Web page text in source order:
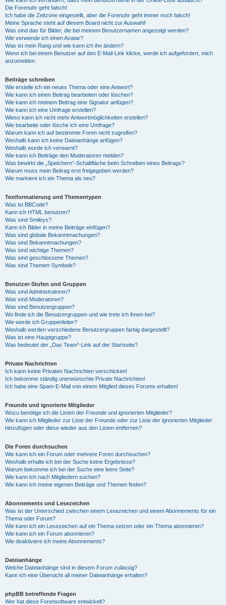
Die Forenuhr geht falsch!
Ich habe die Zeitzone eingestellt, aber die Forenuhr geht immer noch falsch!
Meine Sprache steht auf diesem Board nicht zur Auswahl!
Was sind das für Bilder, die bei meinem Benutzernamen angezeigt werden?
Wie verwende ich einen Avatar?
Was ist mein Rang und wie kann ich ihn ändern?
Wenn ich bei einem Benutzer auf den E-Mail-Link klicke, werde ich aufgefordert, mich
anzumelden.
Beiträge schreiben
Wie erstelle ich ein neues Thema oder eine Antwort?
Wie kann ich einen Beitrag bearbeiten oder löschen?
Wie kann ich meinem Beitrag eine Signatur anfügen?
Wie kann ich eine Umfrage erstellen?
Wieso kann ich nicht mehr Antwortmöglichkeiten erstellen?
Wie bearbeite oder lösche ich eine Umfrage?
Warum kann ich auf bestimmte Foren nicht zugreifen?
Weshalb kann ich keine Dateianhänge anfügen?
Weshalb wurde ich verwarnt?
Wie kann ich Beiträge den Moderatoren melden?
Was bewirkt die „Speichern“-Schaltfläche beim Schreiben eines Beitrags?
Warum muss mein Beitrag erst freigegeben werden?
Wie markiere ich ein Thema als neu?
Textformatierung und Thementypen
Was ist BBCode?
Kann ich HTML benutzen?
Was sind Smileys?
Kann ich Bilder in meine Beiträge einfügen?
Was sind globale Bekanntmachungen?
Was sind Bekanntmachungen?
Was sind wichtige Themen?
Was sind geschlossene Themen?
Was sind Themen-Symbole?
Benutzer-Stufen und Gruppen
Was sind Administratoren?
Was sind Moderatoren?
Was sind Benutzergruppen?
Wo finde ich die Benutzergruppen und wie trete ich ihnen bei?
Wie werde ich Gruppenleiter?
Weshalb werden verschiedene Benutzergruppen farbig dargestellt?
Was ist eine Hauptgruppe?
Was bedeutet der „Das Team“-Link auf der Startseite?
Private Nachrichten
Ich kann keine Privaten Nachrichten verschicken!
Ich bekomme ständig unerwünschte Private Nachrichten!
Ich habe eine Spam-E-Mail von einem Mitglied dieses Forums erhalten!
Freunde und ignorierte Mitglieder
Wozu benötige ich die Listen der Freunde und ignorierten Mitglieder?
Wie kann ich Mitglieder zur Liste der Freunde oder zur Liste der ignorierten Mitglieder
hinzufügen oder diese wieder aus den Listen entfernen?
Die Foren durchsuchen
Wie kann ich ein Forum oder mehrere Foren durchsuchen?
Weshalb erhalte ich bei der Suche keine Ergebnisse?
Warum bekomme ich bei der Suche eine leere Seite?
Wie kann ich nach Mitgliedern suchen?
Wie kann ich meine eigenen Beiträge und Themen finden?
Abonnements und Lesezeichen
Was ist der Unterschied zwischen einem Lesezeichen und einem Abonnements für ein
Thema oder Forum?
Wie kann ich ein Lesezeichen auf ein Thema setzen oder ein Thema abonnieren?
Wie kann ich ein Forum abonnieren?
Wie deaktiviere ich meine Abonnements?
Dateianhänge
Welche Dateianhänge sind in diesem Forum zulässig?
Kann ich eine Übersicht all meiner Dateianhänge erhalten?
phpBB betreffende Fragen
Wer hat diese Forensoftware entwickelt?